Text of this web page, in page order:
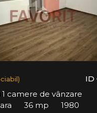
ID
camere de vânzare
36 mp 1980